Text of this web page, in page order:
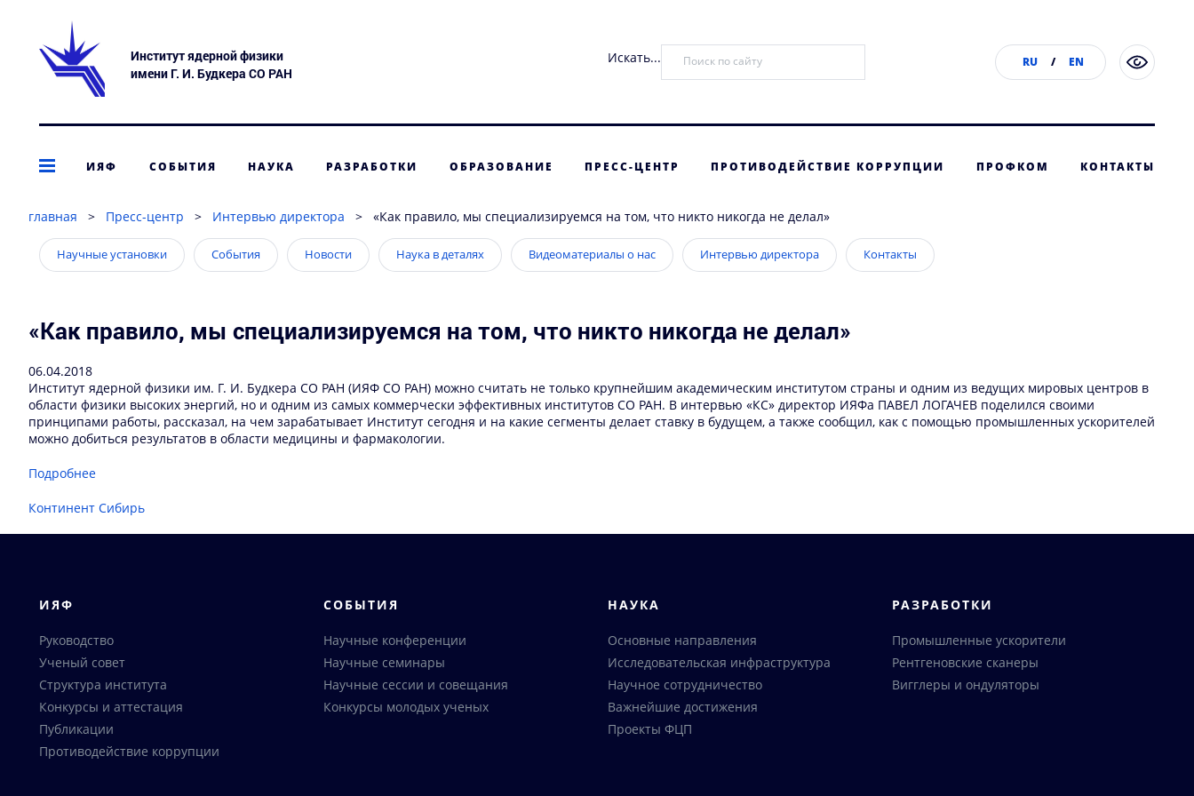
Институт ядерной физики
имени Г. И. Будкера СО РАН
RU / EN
Искать...
ИЯФ СОБЫТИЯ НАУКА РАЗРАБОТКИ ОБРАЗОВАНИЕ ПРЕСС-ЦЕНТР ПРОТИВОДЕЙСТВИЕ КОРРУПЦИИ ПРОФКОМ КОНТАКТЫ
главная > Пресс-центр > Интервью директора > «Как правило, мы специализируемся на том, что никто никогда не делал»
Научные установки События Новости Наука в деталях Видеоматериалы о нас Интервью директора Контакты
«Как правило, мы специализируемся на том, что никто никогда не делал»
06.04.2018
Институт ядерной физики им. Г. И. Будкера СО РАН (ИЯФ СО РАН) можно считать не только крупнейшим академическим институтом страны и одним из ведущих мировых центров в
области физики высоких энергий, но и одним из самых коммерчески эффективных институтов СО РАН. В интервью «КС» директор ИЯФа ПАВЕЛ ЛОГАЧЕВ поделился своими
принципами работы, рассказал, на чем зарабатывает Институт сегодня и на какие сегменты делает ставку в будущем, а также сообщил, как с помощью промышленных ускорителей
можно добиться результатов в области медицины и фармакологии.
Подробнее
Континент Сибирь
ИЯФ
Руководство
Ученый совет
Структура института
Конкурсы и аттестация
Публикации
Противодействие коррупции
СОБЫТИЯ
Научные конференции
Научные семинары
Научные сессии и совещания
Конкурсы молодых ученых
НАУКА
Основные направления
Исследовательская инфраструктура
Научное сотрудничество
Важнейшие достижения
Проекты ФЦП
РАЗРАБОТКИ
Промышленные ускорители
Рентгеновские сканеры
Вигглеры и ондуляторы